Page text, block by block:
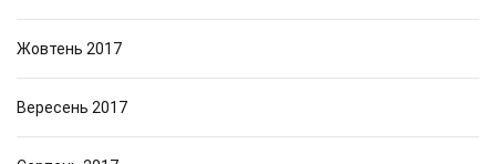
Жовтень 2017
Вересень 2017